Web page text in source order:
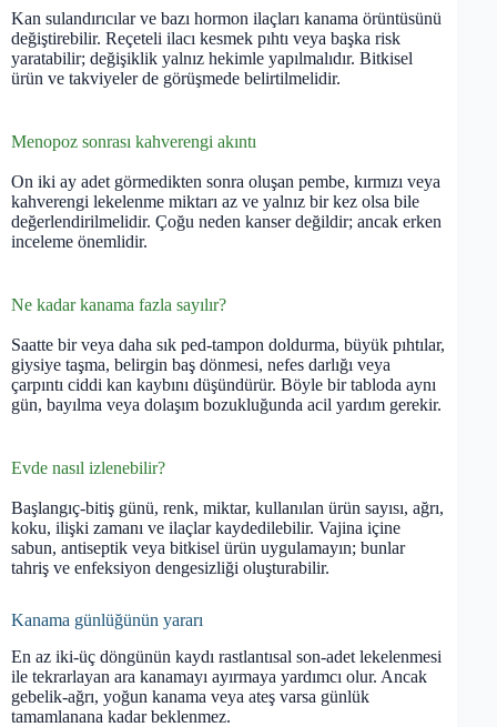
Kan sulandırıcılar ve bazı hormon ilaçları kanama örüntüsünü
değiştirebilir. Reçeteli ilacı kesmek pıhtı veya başka risk
yaratabilir; değişiklik yalnız hekimle yapılmalıdır. Bitkisel
ürün ve takviyeler de görüşmede belirtilmelidir.
Menopoz sonrası kahverengi akıntı
On iki ay adet görmedikten sonra oluşan pembe, kırmızı veya
kahverengi lekelenme miktarı az ve yalnız bir kez olsa bile
değerlendirilmelidir. Çoğu neden kanser değildir; ancak erken
inceleme önemlidir.
Ne kadar kanama fazla sayılır?
Saatte bir veya daha sık ped-tampon doldurma, büyük pıhtılar,
giysiye taşma, belirgin baş dönmesi, nefes darlığı veya
çarpıntı ciddi kan kaybını düşündürür. Böyle bir tabloda aynı
gün, bayılma veya dolaşım bozukluğunda acil yardım gerekir.
Evde nasıl izlenebilir?
Başlangıç-bitiş günü, renk, miktar, kullanılan ürün sayısı, ağrı,
koku, ilişki zamanı ve ilaçlar kaydedilebilir. Vajina içine
sabun, antiseptik veya bitkisel ürün uygulamayın; bunlar
tahriş ve enfeksiyon dengesizliği oluşturabilir.
Kanama günlüğünün yararı
En az iki-üç döngünün kaydı rastlantısal son-adet lekelenmesi
ile tekrarlayan ara kanamayı ayırmaya yardımcı olur. Ancak
gebelik-ağrı, yoğun kanama veya ateş varsa günlük
tamamlanana kadar beklenmez.